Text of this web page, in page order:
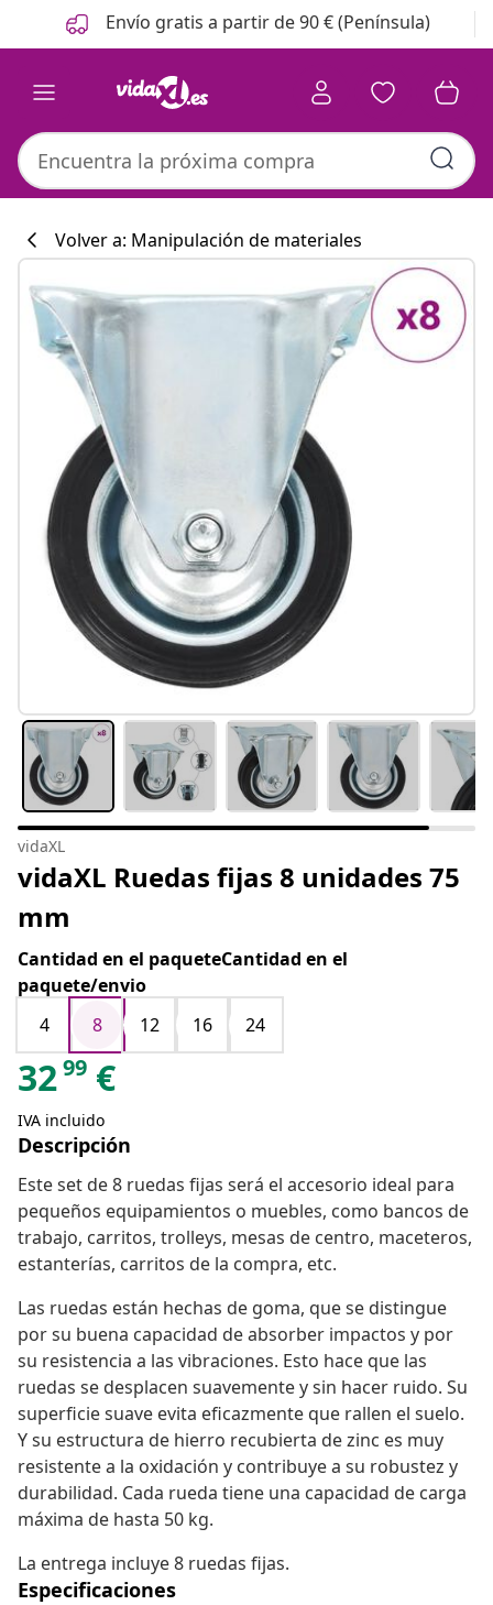
Anterior
Siguiente Envío gratis a partir de 90 € (Península)
#sharemevidaxl
Colección de
Volver a: Manipulación de materiales
vidaXL
vidaXL Ruedas fijas 8 unidades 75
mm
Cantidad en el paqueteCantidad en el
paquete/envio
4
8 12 16 24
3299 €
IVA incluido
Descripción
Este set de 8 ruedas fijas será el accesorio ideal para
pequeños equipamientos o muebles, como bancos de
trabajo, carritos, trolleys, mesas de centro, maceteros,
estanterías, carritos de la compra, etc.
Las ruedas están hechas de goma, que se distingue
por su buena capacidad de absorber impactos y por
su resistencia a las vibraciones. Esto hace que las
ruedas se desplacen suavemente y sin hacer ruido. Su
superficie suave evita eficazmente que rallen el suelo.
Y su estructura de hierro recubierta de zinc es muy
resistente a la oxidación y contribuye a su robustez y
durabilidad. Cada rueda tiene una capacidad de carga
máxima de hasta 50 kg.
La entrega incluye 8 ruedas fijas.
Especificaciones